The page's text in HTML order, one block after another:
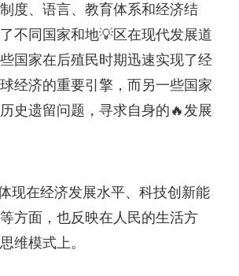
度、语言、教育体系和经济结
不同国家和地💡区在现代发展道
国家在后殖民时期迅速实现了经
经济的重要引擎，而另一些国家
史遗留问题，寻求自身的🔥发展
现在经济发展水平、科技创新能
方面，也反映在人民的生活方
维模式上。